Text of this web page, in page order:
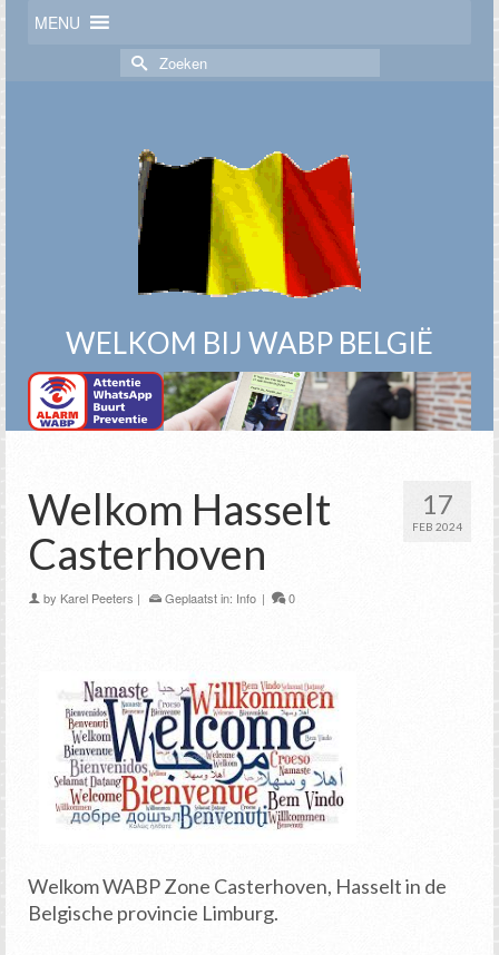
MENU
Zoek
naar:
WELKOM BIJ WABP BELGIË
17
FEB 2024
Welkom Hasselt
Casterhoven
by Karel Peeters | Geplaatst in: Info | 0
Welkom WABP Zone Casterhoven, Hasselt in de
Belgische provincie Limburg.